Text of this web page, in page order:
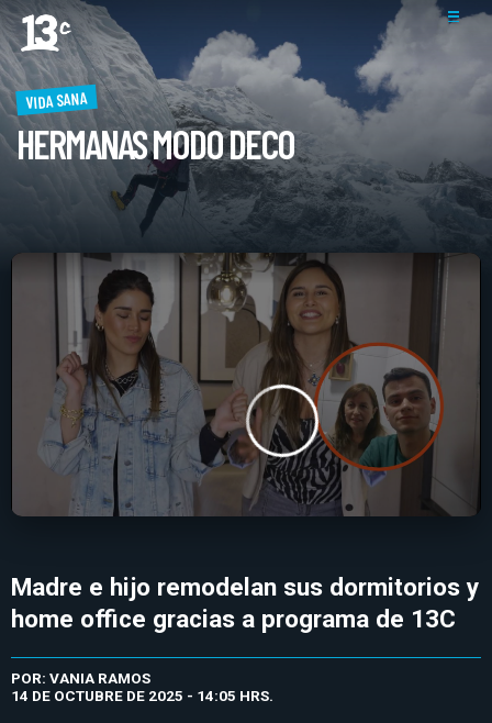
VIDA SANA
HERMANAS MODO DECO
Madre e hijo remodelan sus dormitorios y
home office gracias a programa de 13C
POR: VANIA RAMOS
14 DE OCTUBRE DE 2025 - 14:05 HRS.